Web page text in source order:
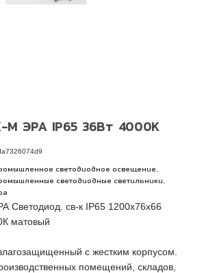
M ЭРА IP65 36Вт 4000К
светодиодное освещение
светодиодные светильники
Светодиод. св-к IP65 1200х76х66
матовый
с жестким корпусом.
помещений, складов,